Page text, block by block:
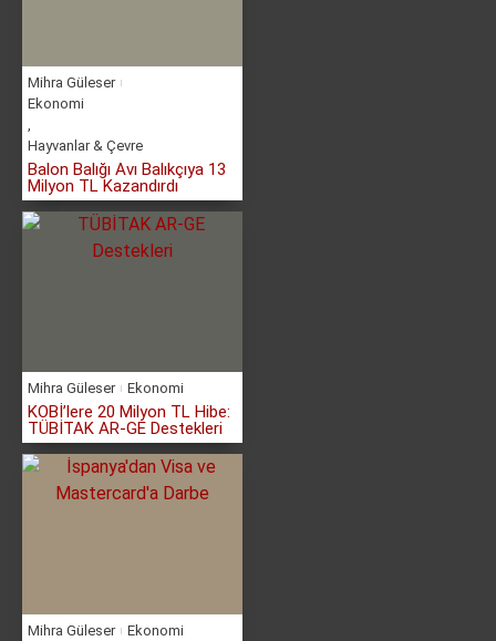
Mihra Güleser
Ekonomi
,
Hayvanlar & Çevre
Balon Balığı Avı Balıkçıya 13
Milyon TL Kazandırdı
Mihra Güleser Ekonomi
KOBİ’lere 20 Milyon TL Hibe:
TÜBİTAK AR-GE Destekleri
Mihra Güleser Ekonomi